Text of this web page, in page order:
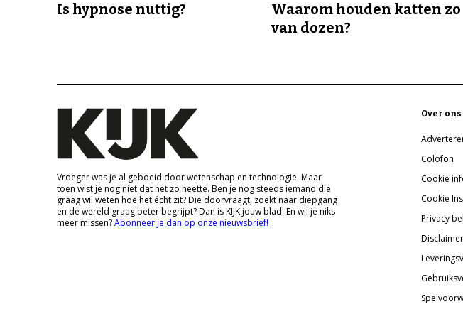
Is hypnose nuttig?
Waarom houden katten zo
van dozen?
Vroeger was je al geboeid door wetenschap en technologie. Maar
toen wist je nog niet dat het zo heette. Ben je nog steeds iemand die
graag wil weten hoe het écht zit? Die doorvraagt, zoekt naar diepgang
en de wereld graag beter begrijpt? Dan is KIJK jouw blad. En wil je niks
meer missen?Abonneer je dan op onze nieuwsbrief!
Over ons
Colofon
Cookie
Cookie
Privacy